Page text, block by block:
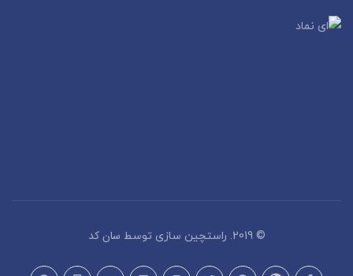
© 2019. راستچین سازی توسط سان کد